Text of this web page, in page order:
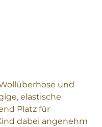
und
elastische
Platz für
dabei angenehm